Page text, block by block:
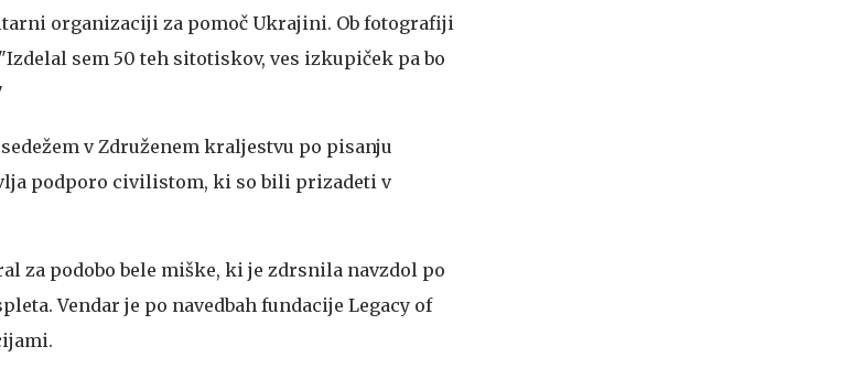
organizaciji za pomoč Ukrajini. Ob fotografiji
sem 50 teh sitotiskov, ves izkupiček pa bo
v Združenem kraljestvu po pisanju
podporo civilistom, ki so bili prizadeti v
za podobo bele miške, ki je zdrsnila navzdol po
Vendar je po navedbah fundacije Legacy of